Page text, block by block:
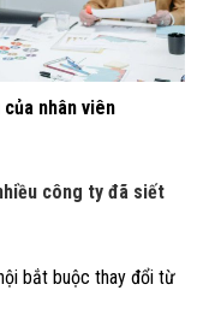
nhân viên
công ty đã siết
bắt buộc thay đổi từ